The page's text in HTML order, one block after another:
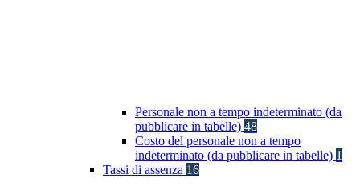
Personale non a tempo indeterminato (da
pubblicare in tabelle) 48
Costo del personale non a tempo
indeterminato (da pubblicare in tabelle) 1
Tassi di assenza 16